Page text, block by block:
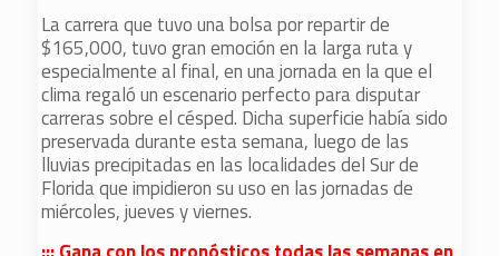
La carrera que tuvo una bolsa por repartir de
$165,000, tuvo gran emoción en la larga ruta y
especialmente al final, en una jornada en la que el
clima regaló un escenario perfecto para disputar
carreras sobre el césped. Dicha superficie había sido
preservada durante esta semana, luego de las
lluvias precipitadas en las localidades del Sur de
Florida que impidieron su uso en las jornadas de
miércoles, jueves y viernes.